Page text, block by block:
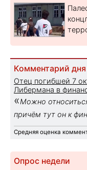
Комментарий дня
Отец погибшей 7
Либермана в
«Можно
причём тут он к
Средняя оценка
Опрос недели